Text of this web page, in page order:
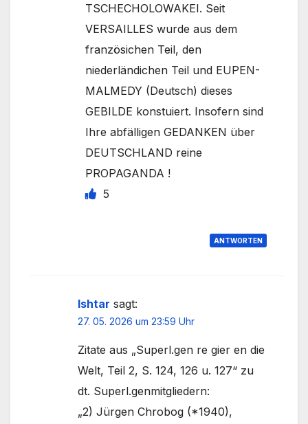
TSCHECHOLOWAKEI. Seit
VERSAILLES wurde aus dem
französichen Teil, den
niederländichen Teil und EUPEN-
MALMEDY (Deutsch) dieses
GEBILDE konstuiert. Insofern sind
Ihre abfälligen GEDANKEN über
DEUTSCHLAND reine
PROPAGANDA !
5
ANTWORTEN
Ishtar sagt:
27. 05. 2026 um 23:59 Uhr
Zitate aus „Superl.gen re gier en die
Welt, Teil 2, S. 124, 126 u. 127“ zu
dt. Superl.genmitgliedern:
„2) Jürgen Chrobog (*1940),